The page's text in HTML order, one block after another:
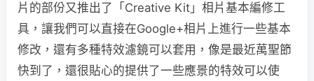
片的部份又推出了「Creative Kit」相片基本編修工
具，讓我們可以直接在Google+相片上進行一些基本
修改，還有多種特效濾鏡可以套用，像是最近萬聖節
快到了，還很貼心的提供了一些應景的特效可以使